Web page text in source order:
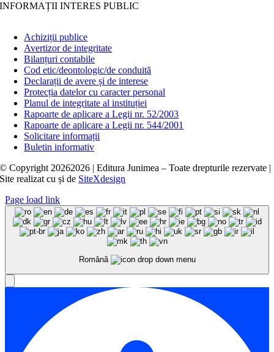
INFORMAȚII INTERES PUBLIC
Achiziții publice
Avertizor de integritate
Bilanțuri contabile
Cod etic/deontologic/de conduită
Declarații de avere și de interese
Protecția datelor cu caracter personal
Planul de integritate al instituției
Rapoarte de aplicare a Legii nr. 52/2003
Rapoarte de aplicare a Legii nr. 544/2001
Solicitare informații
Buletin informativ
© Copyright 20262026 | Editura Junimea – Toate drepturile rezervate |
Site realizat cușide SiteXdesign
Page load link
Română